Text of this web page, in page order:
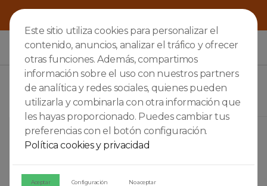
Este sitio utiliza cookies para personalizar el
contenido, anuncios, analizar el tráfico y ofrecer
otras funciones. Además, compartimos
información sobre el uso con nuestros partners
de analítica y redes sociales, quienes pueden
utilizarla y combinarla con otra información que
les hayas proporcionado. Puedes cambiar tus
preferencias con el botón configuración.
Política cookies y privacidad
Aceptar Configuración No aceptar